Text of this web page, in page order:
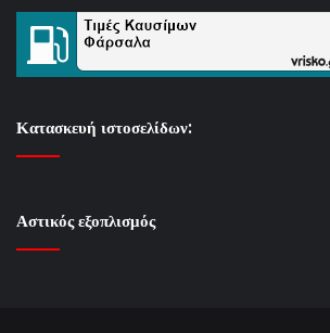
Κατασκευή ιστοσελίδων:
Αστικός εξοπλισμός